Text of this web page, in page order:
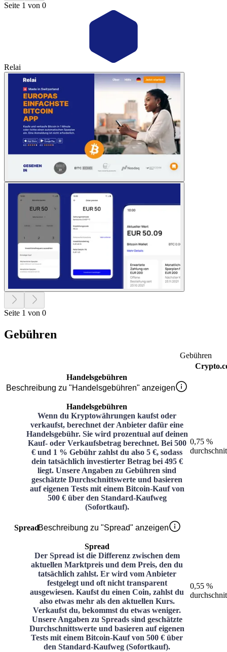
Seite 1 von 0
Relai
Seite 1 von 0
Gebühren
Gebühren
Handelsgebühren
Beschreibung zu "Handelsgebühren" anzeigen
Handelsgebühren
Wenn du Kryptowährungen kaufst oder
verkaufst, berechnet der Anbieter dafür eine
Handelsgebühr. Sie wird prozentual auf deinen
Kauf- oder Verkaufsbetrag berechnet. Bei 500
€ und 1 % Gebühr zahlst du also 5 €, sodass
dein tatsächlich investierter Betrag bei 495 €
liegt. Unsere Angaben zu Gebühren sind
geschätzte Durchschnittswerte und basieren
auf eigenen Tests mit einem Bitcoin-Kauf von
500 € über den Standard-Kaufweg
(Sofortkauf).
0,75 %
SpreadBeschreibung zu "Spread" anzeigen
Spread
Der Spread ist die Differenz zwischen dem
aktuellen Marktpreis und dem Preis, den du
tatsächlich zahlst. Er wird vom Anbieter
festgelegt und oft nicht transparent
ausgewiesen. Kaufst du einen Coin, zahlst du
also etwas mehr als den aktuellen Kurs.
Verkaufst du, bekommst du etwas weniger.
Unsere Angaben zu Spreads sind geschätzte
Durchschnittswerte und basieren auf eigenen
Tests mit einem Bitcoin-Kauf von 500 € über
den Standard-Kaufweg (Sofortkauf).
0,55 %